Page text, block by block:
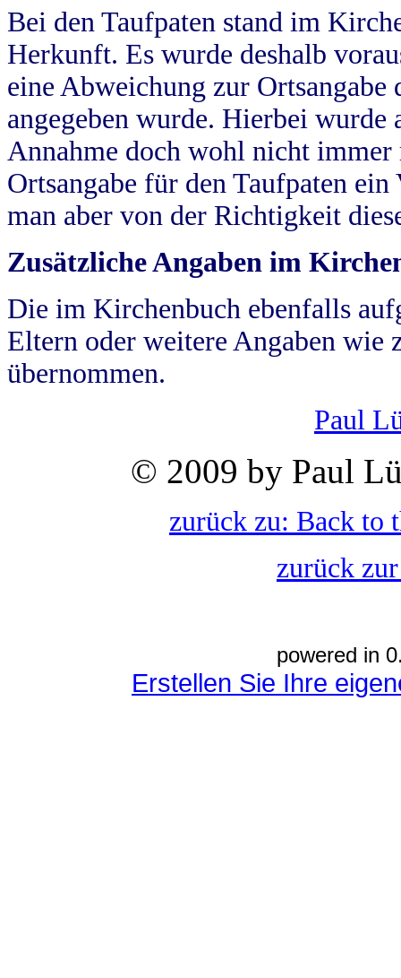
Bei den Taufpaten stand im
Herkunft. Es wurde deshalb
eine Abweichung zur
angegeben wurde. Hierbei wurde
Annahme doch wohl nicht
Ortsangabe für den Taufpaten
man aber von der Richtigkeit
Zusätzliche Angaben im
Die im Kirchenbuch ebenfalls
Eltern oder weitere Angaben wie
übernommen.
Paul
© 2009 by Paul
zurück zu: Back to
zurück
powered in
Erstellen Sie Ihre